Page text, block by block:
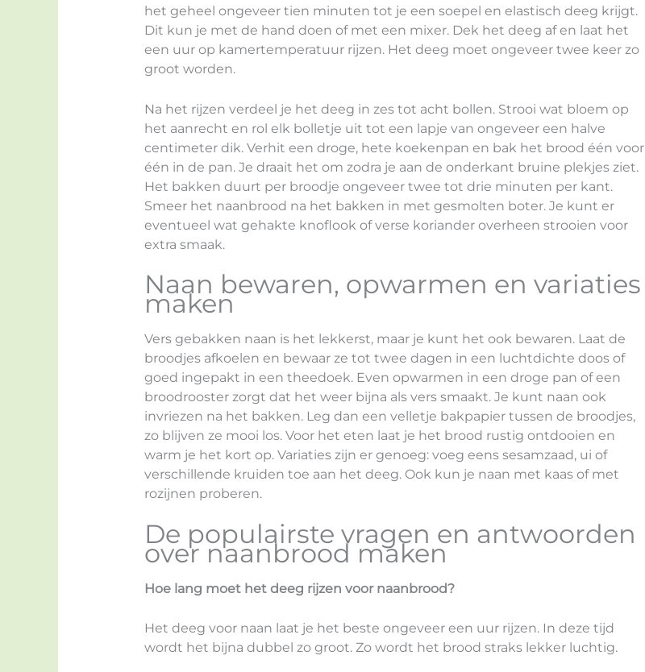
het geheel ongeveer tien minuten tot je een soepel en elastisch deeg krijgt.
Dit kun je met de hand doen of met een mixer. Dek het deeg af en laat het
een uur op kamertemperatuur rijzen. Het deeg moet ongeveer twee keer zo
groot worden.
Na het rijzen verdeel je het deeg in zes tot acht bollen. Strooi wat bloem op
het aanrecht en rol elk bolletje uit tot een lapje van ongeveer een halve
centimeter dik. Verhit een droge, hete koekenpan en bak het brood één voor
één in de pan. Je draait het om zodra je aan de onderkant bruine plekjes ziet.
Het bakken duurt per broodje ongeveer twee tot drie minuten per kant.
Smeer het naanbrood na het bakken in met gesmolten boter. Je kunt er
eventueel wat gehakte knoflook of verse koriander overheen strooien voor
extra smaak.
Naan bewaren, opwarmen en variaties
maken
Vers gebakken naan is het lekkerst, maar je kunt het ook bewaren. Laat de
broodjes afkoelen en bewaar ze tot twee dagen in een luchtdichte doos of
goed ingepakt in een theedoek. Even opwarmen in een droge pan of een
broodrooster zorgt dat het weer bijna als vers smaakt. Je kunt naan ook
invriezen na het bakken. Leg dan een velletje bakpapier tussen de broodjes,
zo blijven ze mooi los. Voor het eten laat je het brood rustig ontdooien en
warm je het kort op. Variaties zijn er genoeg: voeg eens sesamzaad, ui of
verschillende kruiden toe aan het deeg. Ook kun je naan met kaas of met
rozijnen proberen.
De populairste vragen en antwoorden
over naanbrood maken
Hoe lang moet het deeg rijzen voor naanbrood?
Het deeg voor naan laat je het beste ongeveer een uur rijzen. In deze tijd
wordt het bijna dubbel zo groot. Zo wordt het brood straks lekker luchtig.